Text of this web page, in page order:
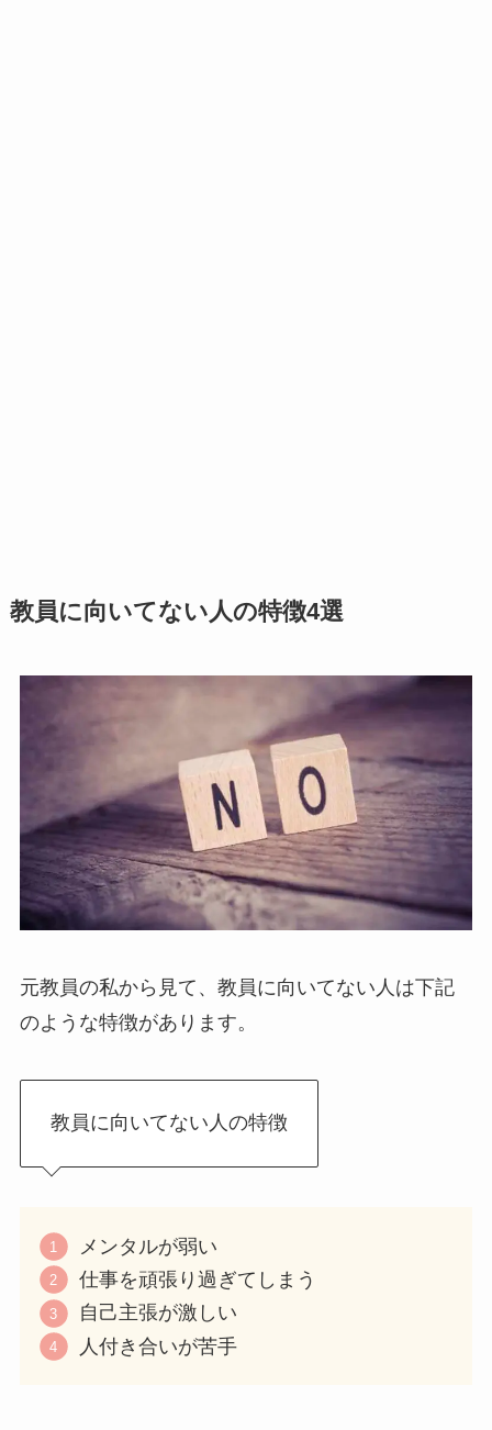
教員に向いてない人の特徴4選
元教員の私から見て、教員に向いてない人は下記
のような特徴があります。
教員に向いてない人の特徴
メンタルが弱い
仕事を頑張り過ぎてしまう
自己主張が激しい
人付き合いが苦手